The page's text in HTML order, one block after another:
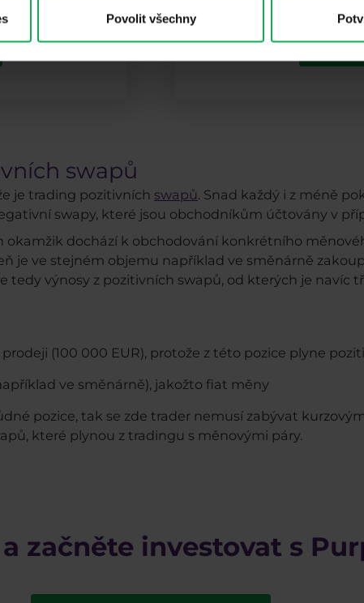
Povolit všechny
swapů
je trading pozitivních swapů. Snad každý i z méně
swapy, které jsou obchodníkům účtovány v
okamžik dochází k obchodování konkrétního
je ve stejném objemu například ve směnárně
tedy výnosy z pozitivních swapů, od kterých je navíc
(100 000 EUR), protože z této pozice plyne
ve směnárně), jakožto fiat měny
pozice, tak se zde trader nemusí zabývat
které plynou z tradingu s měnovými páry.
začněte investovat s